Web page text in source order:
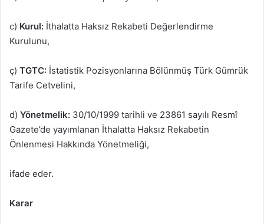
c) Kurul: İthalatta Haksız Rekabeti Değerlendirme
Kurulunu,
ç) TGTC: İstatistik Pozisyonlarına Bölünmüş Türk Gümrük
Tarife Cetvelini,
d) Yönetmelik: 30/10/1999 tarihli ve 23861 sayılı Resmî
Gazete’de yayımlanan İthalatta Haksız Rekabetin
Önlenmesi Hakkında Yönetmeliği,
ifade eder.
Karar